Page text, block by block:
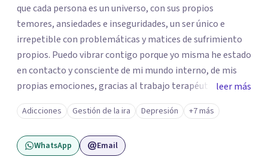
que cada persona es un universo, con sus propios
temores, ansiedades e inseguridades, un ser único e
irrepetible con problemáticas y matices de sufrimiento
propios. Puedo vibrar contigo porque yo misma he estado
en contacto y consciente de mi mundo interno, de mis
propias emociones, gracias al trabajo terapéutico que he
llevado como parte de mi formación como
psicoterapeuta, lo que me permitirá comprenderte
mejor. Nadie puede entender al otro si no se ha puesto en
contacto consigo mismo. Me gustaría acompañarte en
leer más
Adicciones Gestión de la ira Depresión +7 más
WhatsApp Email